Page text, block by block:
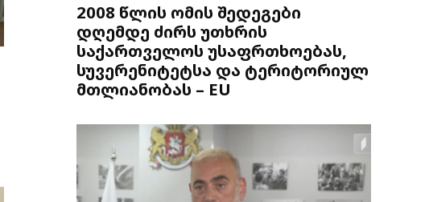
2008 წლის ომის შედეგები
დღემდე ძირს უთხრის
საქართველოს უსაფრთხოებას,
სუვერენიტეტსა და ტერიტორიულ
მთლიანობას – EU